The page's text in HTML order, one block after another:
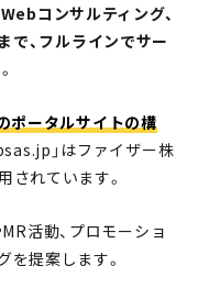
Webコンサルティング、
で、フルラインでサー
ポータルサイトの構
」はファイザー株
されています。
活動、プロモーショ
を提案します。